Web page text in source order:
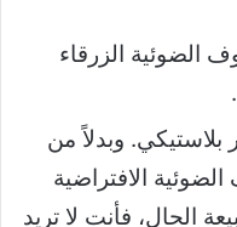
بلاستيكي. وبدلاً من
الافتراضية
الحال، فأنت لا تريد